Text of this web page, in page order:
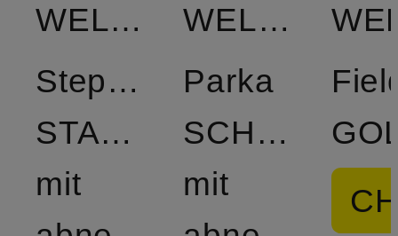
WELLENSTEYN
Steppjacke
STARSTREAM
mit
WELLENSTEYN
Parka
mit